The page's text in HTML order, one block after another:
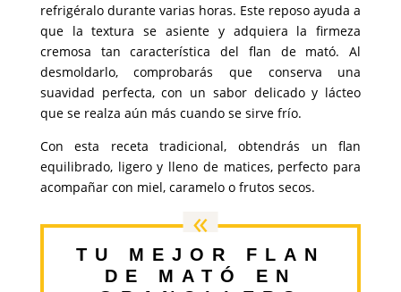
refrigéralo durante varias horas. Este reposo ayuda a
que la textura se asiente y adquiera la firmeza
cremosa tan característica del flan de mató. Al
desmoldarlo, comprobarás que conserva una
suavidad perfecta, con un sabor delicado y lácteo
que se realza aún más cuando se sirve frío.
Con esta receta tradicional, obtendrás un flan
equilibrado, ligero y lleno de matices, perfecto para
acompañar con miel, caramelo o frutos secos.
«
TU MEJOR FLAN
DE MATÓ EN